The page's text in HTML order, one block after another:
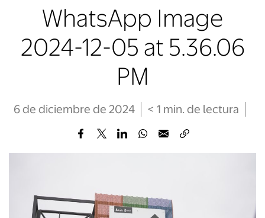
WhatsApp Image
2024-12-05 at 5.36.06
PM
6 de diciembre de 2024 < 1 min. de lectura